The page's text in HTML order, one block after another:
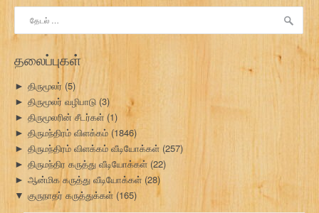
தேடு:
தலைப்புகள்
► திருமூலர் (5)
► திருமூலர் வழிபாடு (3)
► திருமூலரின் சீடர்கள் (1)
► திருமந்திரம் விளக்கம் (1846)
► திருமந்திரம் விளக்கம் வீடியோக்கள் (257)
► திருமந்திர கருத்து வீடியோக்கள் (22)
► ஆன்மிக கருத்து வீடியோக்கள் (28)
▼ குருநாதர் கருத்துக்கள்(165)